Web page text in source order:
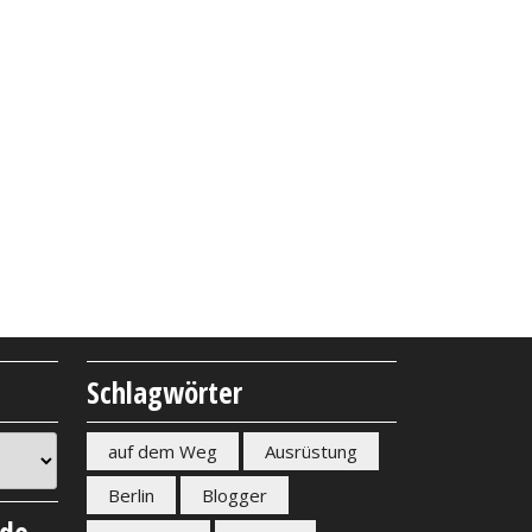
Schlagwörter
auf dem Weg
Ausrüstung
Berlin
Blogger